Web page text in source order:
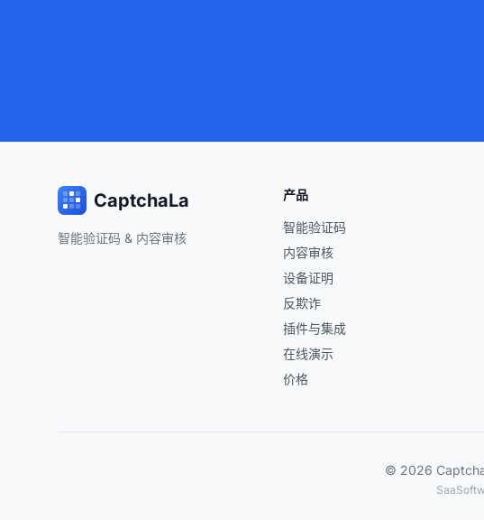
CaptchaLa
智能验证码 & 内容审核
产品
智能验证码
内容审核
设备证明
反欺诈
插件与集成
在线演示
价格
© 2026